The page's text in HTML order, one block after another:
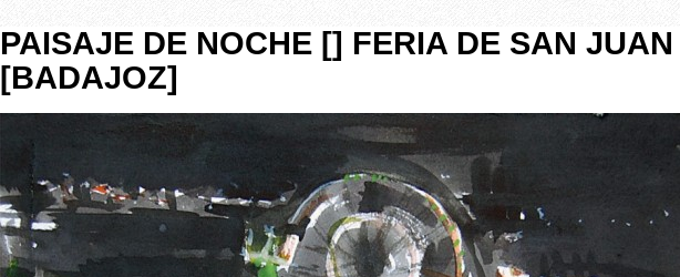
PAISAJE DE NOCHE [] FERIA DE SAN JUAN
[BADAJOZ]